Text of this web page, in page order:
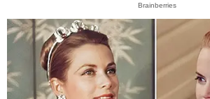
Brainberries